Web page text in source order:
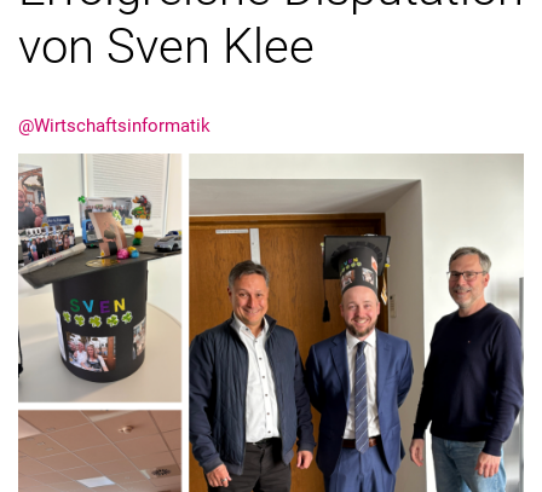
Stellenangebote
Kooperation
von Sven Klee
@Wirtschaftsinformatik